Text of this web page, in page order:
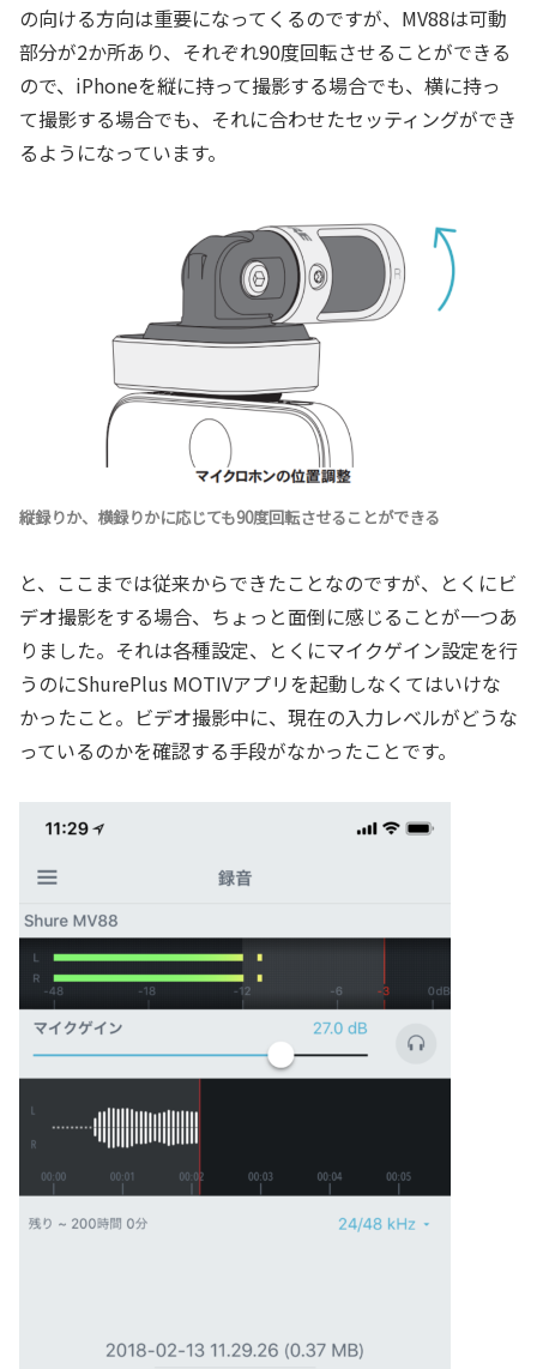
の向ける方向は重要になってくるのですが、MV88は可動
部分が2か所あり、それぞれ90度回転させることができる
ので、iPhoneを縦に持って撮影する場合でも、横に持っ
て撮影する場合でも、それに合わせたセッティングができ
るようになっています。
縦録りか、横録りかに応じても90度回転させることができる
と、ここまでは従来からできたことなのですが、とくにビ
デオ撮影をする場合、ちょっと面倒に感じることが一つあ
りました。それは各種設定、とくにマイクゲイン設定を行
うのにShurePlus MOTIVアプリを起動しなくてはいけな
かったこと。ビデオ撮影中に、現在の入力レベルがどうな
っているのかを確認する手段がなかったことです。